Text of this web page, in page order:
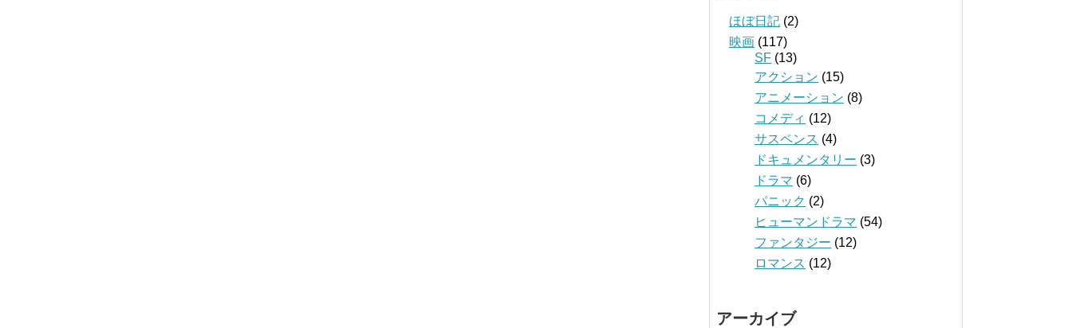
ほぼ日記 (2)
映画 (117)
SF (13)
アクション (15)
アニメーション (8)
コメディ (12)
サスペンス (4)
ドキュメンタリー (3)
ドラマ (6)
パニック (2)
ヒューマンドラマ (54)
ファンタジー (12)
ロマンス (12)
アーカイブ